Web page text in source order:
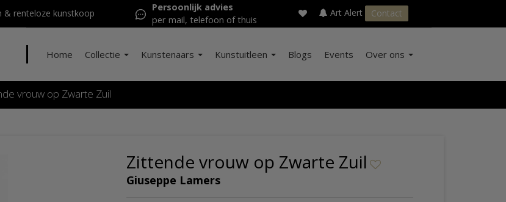
& renteloze kunstkoop
Persoonlijk advies
per mail, telefoon of thuis
Art Alert Contact
Home Collectie Kunstenaars Kunstuitleen Blogs Events Over ons
vrouw op Zwarte Zuil
Zittende vrouw op Zwarte Zuil
Giuseppe Lamers